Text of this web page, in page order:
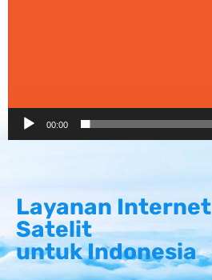
00:00
Layanan Internet
Satelit
untuk Indonesia